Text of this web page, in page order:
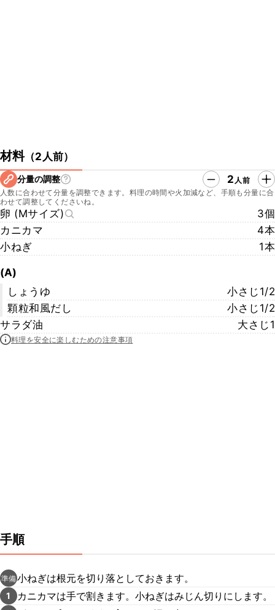
材料（2人前）
分量の調整 2 人前
人数に合わせて分量を調整できます。料理の時間や火加減など、手順も分量に合
わせて調整してくださいね。
卵 (Mサイズ)
3個
カニカマ
4本
小ねぎ
1本
(A)
しょうゆ
小さじ1/2
顆粒和風だし
小さじ1/2
サラダ油
大さじ1
料理を安全に楽しむための注意事項
手順
準備小ねぎは根元を切り落としておきます。
1 カニカマは手で割きます。小ねぎはみじん切りにします。